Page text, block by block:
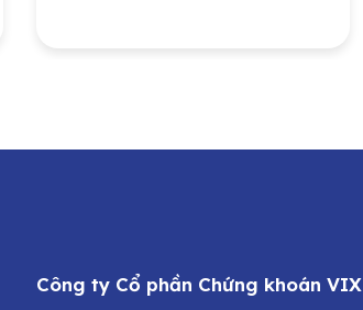
Công ty Cổ phần Chứng khoán VIX